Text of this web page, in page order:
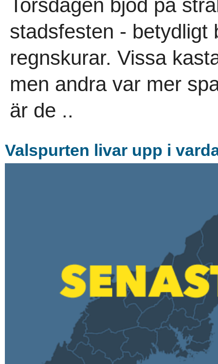
Torsdagen bjöd på
stadsfesten - betydligt
regnskurar. Vissa
men andra var mer
är de ..
Valspurten livar upp i